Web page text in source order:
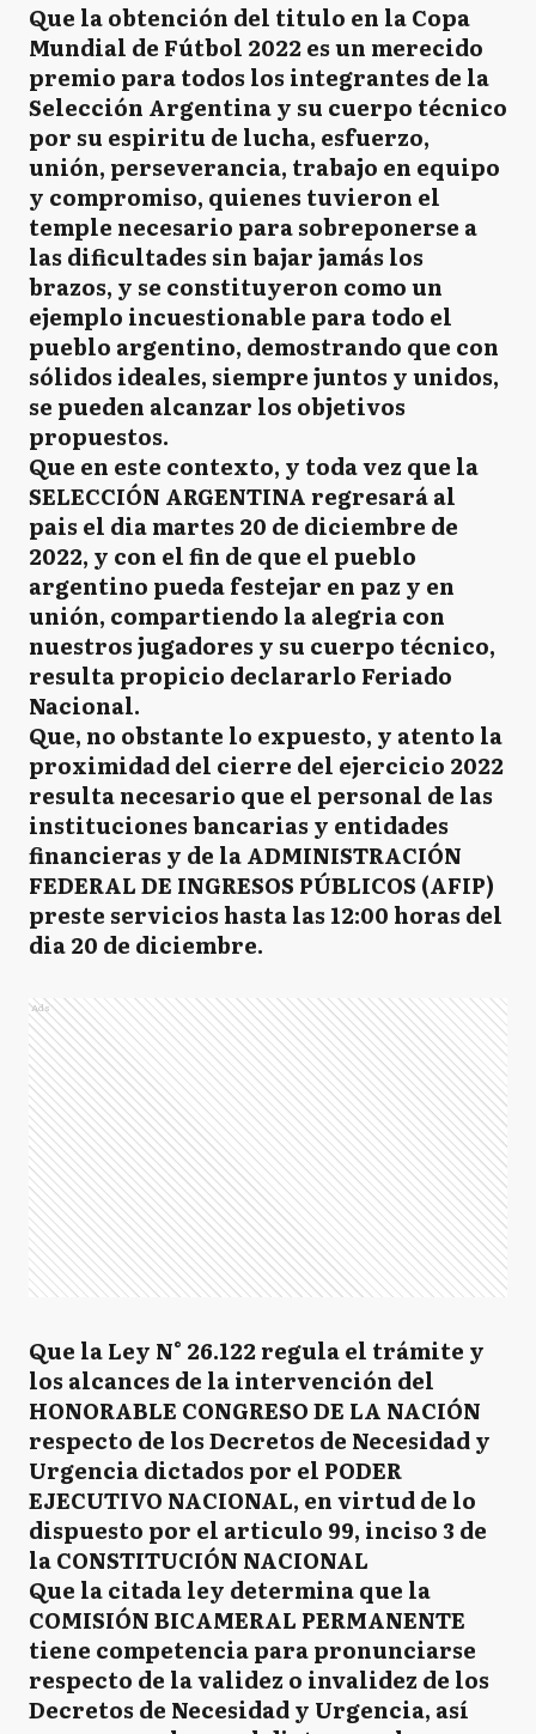
Que la obtención del titulo en la Copa
Mundial de Fútbol 2022 es un merecido
premio para todos los integrantes de la
Selección Argentina y su cuerpo técnico
por su espiritu de lucha, esfuerzo,
unión, perseverancia, trabajo en equipo
y compromiso, quienes tuvieron el
temple necesario para sobreponerse a
las dificultades sin bajar jamás los
brazos, y se constituyeron como un
ejemplo incuestionable para todo el
pueblo argentino, demostrando que con
sólidos ideales, siempre juntos y unidos,
se pueden alcanzar los objetivos
propuestos.
Que en este contexto, y toda vez que la
SELECCIÓN ARGENTINA regresará al
pais el dia martes 20 de diciembre de
2022, y con el fin de que el pueblo
argentino pueda festejar en paz y en
unión, compartiendo la alegria con
nuestros jugadores y su cuerpo técnico,
resulta propicio declararlo Feriado
Nacional.
Que, no obstante lo expuesto, y atento la
proximidad del cierre del ejercicio 2022
resulta necesario que el personal de las
instituciones bancarias y entidades
financieras y de la ADMINISTRACIÓN
FEDERAL DE INGRESOS PÚBLICOS (AFIP)
preste servicios hasta las 12:00 horas del
dia 20 de diciembre.
Ads
Que la Ley N° 26.122 regula el trámite y
los alcances de la intervención del
HONORABLE CONGRESO DE LA NACIÓN
respecto de los Decretos de Necesidad y
Urgencia dictados por el PODER
EJECUTIVO NACIONAL, en virtud de lo
dispuesto por el articulo 99, inciso 3 de
la CONSTITUCIÓN NACIONAL
Que la citada ley determina que la
COMISIÓN BICAMERAL PERMANENTE
tiene competencia para pronunciarse
respecto de la validez o invalidez de los
Decretos de Necesidad y Urgencia, así